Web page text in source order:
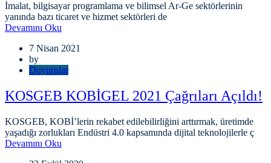
İmalat, bilgisayar programlama ve bilimsel Ar-Ge sektörlerinin
yanında bazı ticaret ve hizmet sektörleri de
Devamını Oku
7 Nisan 2021
by
Duyurular
KOSGEB KOBİGEL 2021 Çağrıları Açıldı!
KOSGEB, KOBİ’lerin rekabet edilebilirliğini arttırmak, üretimde
yaşadığı zorlukları Endüstri 4.0 kapsamında dijital teknolojilerle ç
Devamını Oku